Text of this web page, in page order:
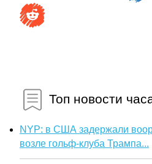
Топ новости
NYP: в США задержали
возле гольф-клуба Трампа...